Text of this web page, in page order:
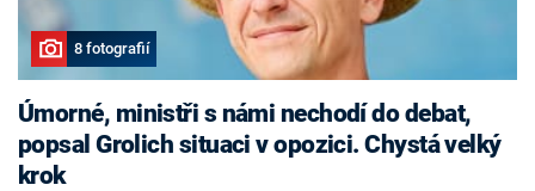
8 fotografií
Úmorné, ministři s námi nechodí do debat,
popsal Grolich situaci v opozici. Chystá velký
krok